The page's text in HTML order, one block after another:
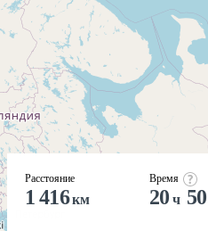
Расстояние
1 416км
Время
20 ч 50